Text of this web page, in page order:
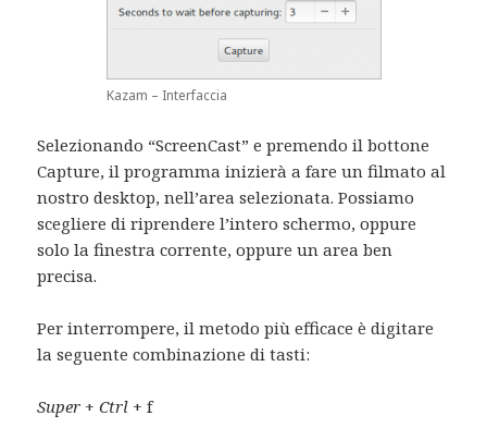
Kazam – Interfaccia
Selezionando “ScreenCast” e premendo il bottone
Capture, il programma inizierà a fare un filmato al
nostro desktop, nell’area selezionata. Possiamo
scegliere di riprendere l’intero schermo, oppure
solo la finestra corrente, oppure un area ben
precisa.
Per interrompere, il metodo più efficace è digitare
la seguente combinazione di tasti:
Super +Ctrl + f